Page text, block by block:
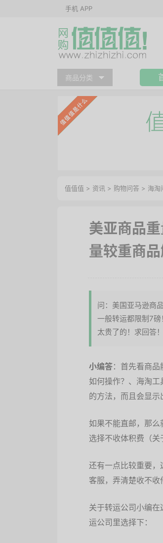
手机 APP
商品分类
值值值 > 资讯 > 购物问答 > 海淘
美亚商品
量较重商
问：美国亚马逊商
一般转运都限制7
太贵了的！求回答！
小编答：首先看商
如何操作？、海淘
的方法，而且会显示
如果不能直邮，那么
选择不收体积费（
还有一点比较重要，
客服，弄清楚收不收
关于转运公司小编在
运公司里选择下：